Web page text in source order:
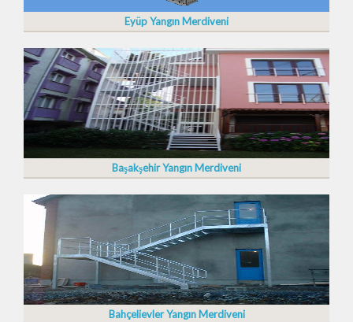
Eyüp Yangın Merdiveni
Başakşehir Yangın Merdiveni
Bahçelievler Yangın Merdiveni